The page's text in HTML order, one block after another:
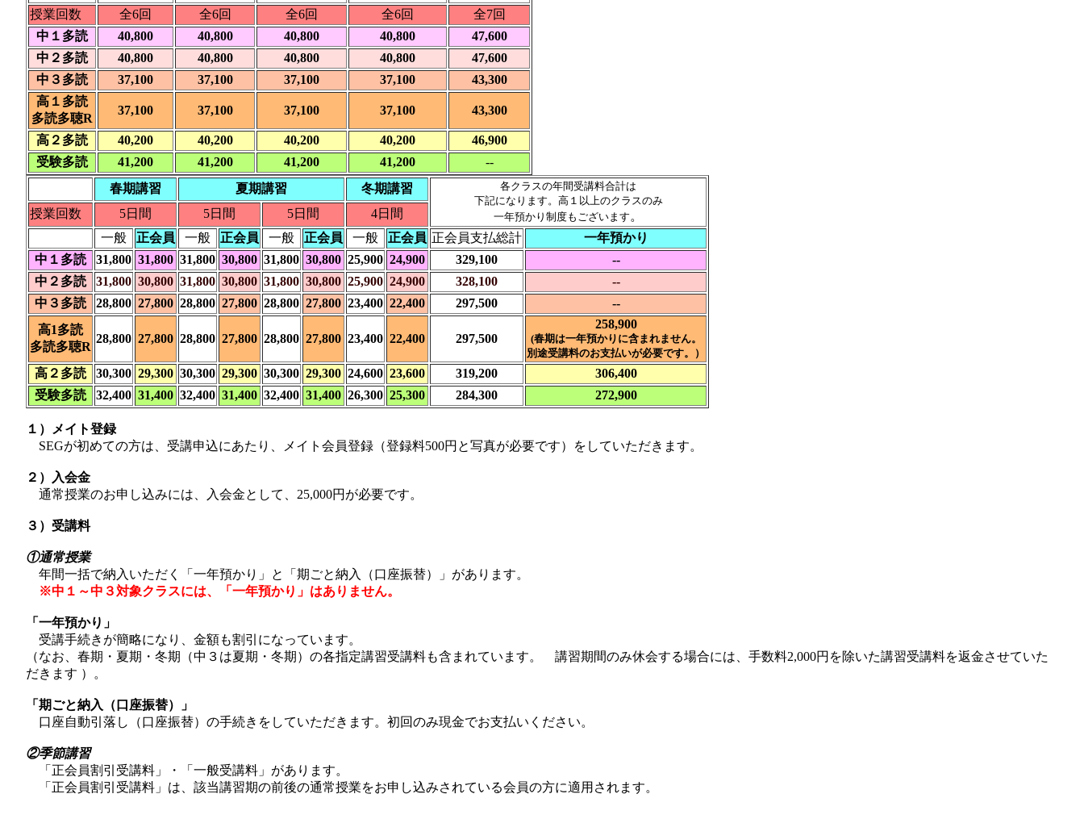
授業回数
全6回 全6回 全6回 全6回
全7回
中１多読
40,800 40,800 40,800 40,800
47,600
中２多読
40,800 40,800 40,800 40,800
47,600
中３多読
37,100 37,100 37,100 37,100
43,300
高１多読
多読多聴R
37,100 37,100 37,100 37,100 43,300
高２多読 40,200 40,200 40,200 40,200
46,900
受験多読
41,200 41,200 41,200 41,200
--
春期講習
夏期講習 冬期講習
各クラスの年間受講料合計は
下記になります。 高１以上のクラスのみ
一年預かり制度もございます 。
授業回数 5日間 5日間 5日間
4日間
一般
正会員 一般 正会員 一般 正会員 一般 正会員 正会員支払総計
一年預かり
中１多読
31,800 31,800 31,800 30,800 31,800 30,800 25,900 24,900 329,100
--
中２多読
31,800 30,800 31,800 30,800 31,800 30,800 25,900 24,900 328,100
--
中３多読
28,800 27,800 28,800 27,800 28,800 27,800 23,400 22,400 297,500
--
高1多読
多読多聴R
28,800 27,800 28,800 27,800 28,800 27,800 23,400 22,400 297,500
258,900
(春期は一年預かりに含まれません。
別途受講料のお支払いが必要です。）
高２多読 30,300 29,300 30,300 29,300 30,300 29,300 24,600 23,600 319,200
306,400
受験多読
32,400 31,400 32,400 31,400 32,400 31,400 26,300 25,300 284,300 272,900
１）メイト登録
SEGが初めての方は、受講申込にあたり、メイト会員登録（登録料500円と写真が必要です）をしていただきます。
２）入会金
通常授業のお申し込みには、入会金として、25,000円が必要です。
３）受講料
①通常授業
年間一括で納入いただく「一年預かり」と「期ごと納入（口座振替）」があります。
※中１～中３対象クラスには、「一年預かり」はありません。
「一年預かり」
受講手続きが簡略になり、金額も割引になっています。
（なお、春期・夏期・冬期（中３は夏期・冬期）の各指定講習受講料も含まれています。 講習期間のみ休会する場合には、手数料2,000円を除いた講習受講料を返金させていた
だきます ）。
「期ごと納入（口座振替）」
口座自動引落し（口座振替）の手続きをしていただきます。初回のみ現金でお支払いください。
②季節講習
「正会員割引受講料」・「一般受講料」があります。
「正会員割引受講料」は、該当講習期の前後の通常授業をお申し込みされている会員の方に適用されます。